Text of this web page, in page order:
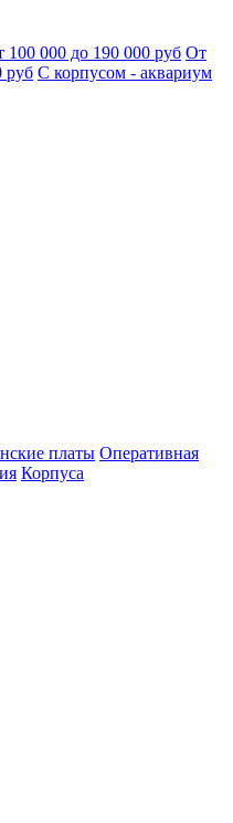
100 000 до 190 000 руб От
руб С корпусом - аквариум
платы Оперативная
Корпуса